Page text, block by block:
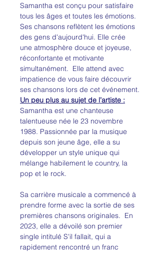
Samantha est conçu pour satisfaire
tous les âges et toutes les émotions.
Ses chansons reflètent les émotions
des gens d'aujourd'hui. Elle crée
une atmosphère douce et joyeuse,
réconfortante et motivante
simultanément.  Elle attend avec
impatience de vous faire découvrir
ses chansons lors de cet événement.
Un peu plus au sujet de l’artiste :
Samantha est une chanteuse
talentueuse née le 23 novembre
1988. Passionnée par la musique
depuis son jeune âge, elle a su
développer un style unique qui
mélange habilement le country, la
pop et le rock.
Sa carrière musicale a commencé à
prendre forme avec la sortie de ses
premières chansons originales.  En
2023, elle a dévoilé son premier
single intitulé S'il fallait, qui a
rapidement rencontré un franc